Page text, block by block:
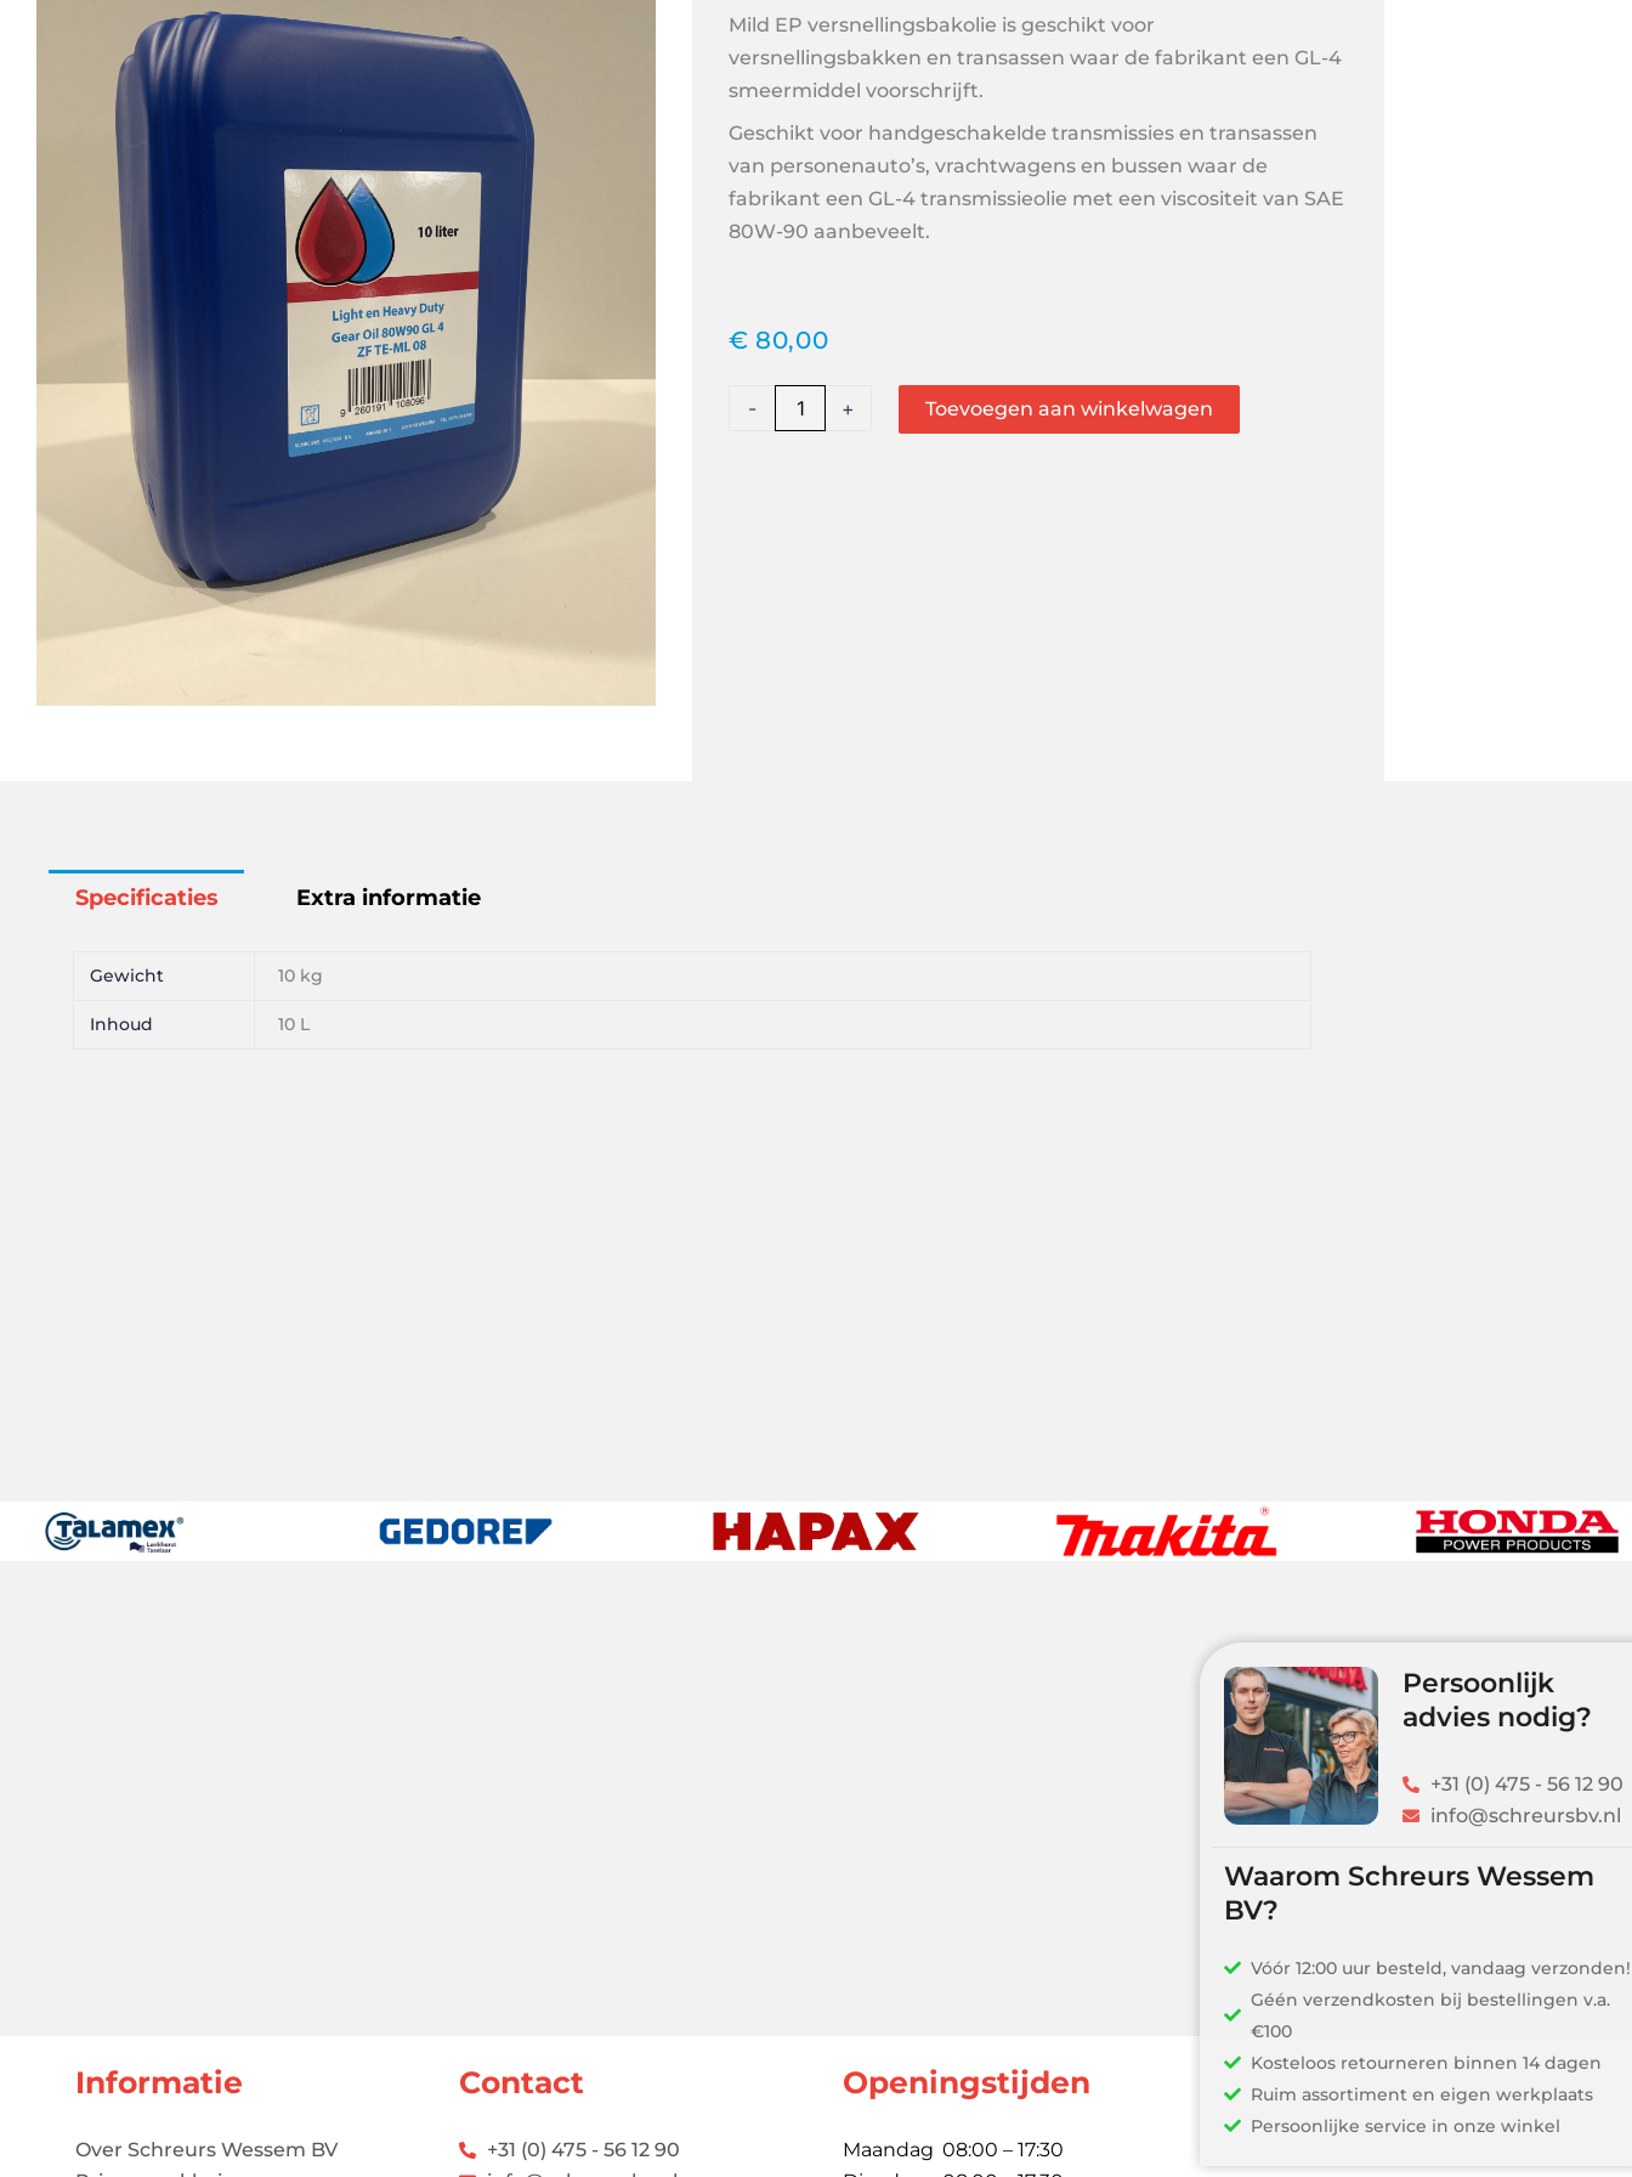
Mild EP versnellingsbakolie is geschikt voor
versnellingsbakken en transassen waar de fabrikant een GL-4
smeermiddel voorschrijft.
Geschikt voor handgeschakelde transmissies en transassen
van personenauto’s, vrachtwagens en bussen waar de
fabrikant een GL-4 transmissieolie met een viscositeit van SAE
80W-90 aanbeveelt.
€ 80,00
-
Transmissie
+ Toevoegen aan winkelwagen
Specificaties Extra informatie
Gewicht 10 kg
Inhoud 10 L
Persoonlijk
advies nodig?
+31 (0) 475 - 56 12 90
info@schreursbv.nl
Waarom Schreurs Wessem
Vóór 12:00 uur besteld, vandaag verzonden!
Géén verzendkosten bij bestellingen v.a.
Kosteloos retourneren binnen 14 dagen
Ruim assortiment en eigen werkplaats
Persoonlijke service in onze winkel
Informatie
Over Schreurs Wessem BV
Contact
+31 (0) 475 - 56 12 90
Openingstijden
Maandag 08:00 – 17:30